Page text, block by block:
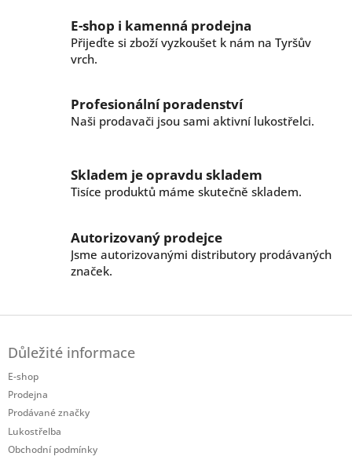
a
c
í
k
y
p
i
s
á
n
E-shop i kamenná prodejna
Přijeďte si zboží vyzkoušet k nám na Tyršův
vrch.
Profesionální poradenství
Naši prodavači jsou sami aktivní lukostřelci.
Skladem je opravdu skladem
Tisíce produktů máme skutečně skladem.
Autorizovaný prodejce
Jsme autorizovanými distributory prodávaných
značek.
Z
Důležité informace
E-shop
Prodejna
Prodávané značky
Lukostřelba
Obchodní podmínky